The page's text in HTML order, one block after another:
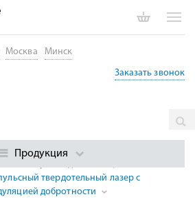
DPSS лазеры с модуляцией
твердотельный лазер с
добротности
Москва Минск
Заказать звонок
Продукция